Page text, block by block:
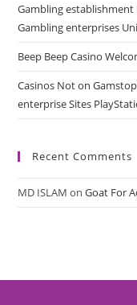
Gambling establishment
Gambling enterprises
Beep Beep Casino
Casinos Not on
enterprise Sites
Recent Comments
MD ISLAM onGoat For